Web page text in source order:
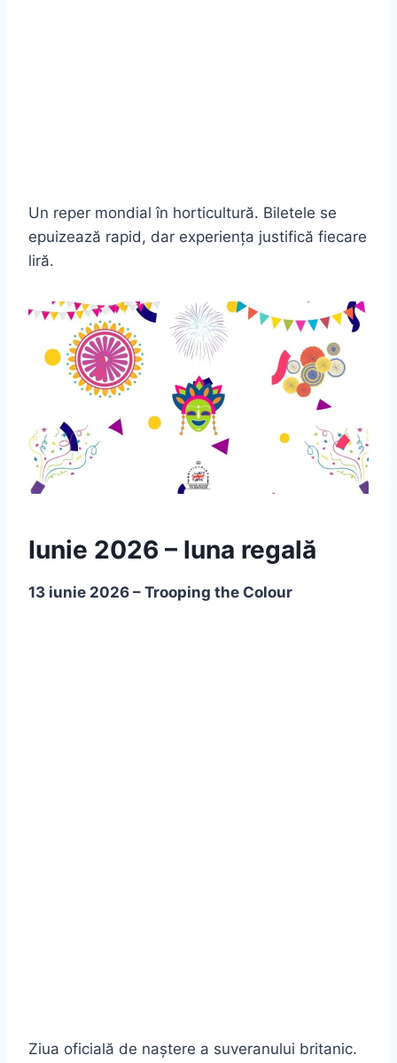
Un reper mondial în horticultură. Biletele se
epuizează rapid, dar experiența justifică fiecare
liră.
Iunie 2026 – luna regală
13 iunie 2026 – Trooping the Colour
Ziua oficială de naștere a suveranului britanic.